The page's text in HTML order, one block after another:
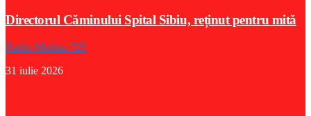
Directorul Căminului Spital Sibiu, reținut pentru mită
Radio Medias 725
31 iulie 2026